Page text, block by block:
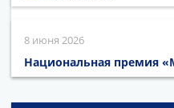
8 июня 2026
Национальная премия